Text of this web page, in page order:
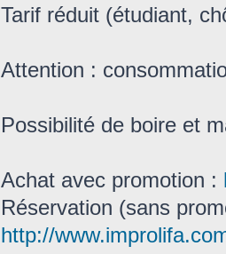
Tarif réduit (étudiant,
Attention :
Possibilité de boire et
Achat avec promotion :
Réservation (sans
http://